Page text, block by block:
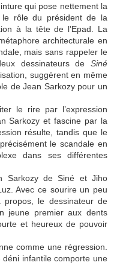
qui pose nettement la
le rôle du président de la
à la tête de l’Epad . La
architecturale en
mais sans rappeler le
dessinateurs de Siné
suggèrent en même
de Jean Sarkozy pour un
le rire par l’expression
Sarkozy et fascine par la
résulte, tandis que le
le scandale en
dans ses différentes
Sarkozy deSiné etJiho
. Avec ce sourire un peu
le dessinateur de
jeune premier aux dents
et heureux de pouvoir
comme une régression.
déni infantile comporte une